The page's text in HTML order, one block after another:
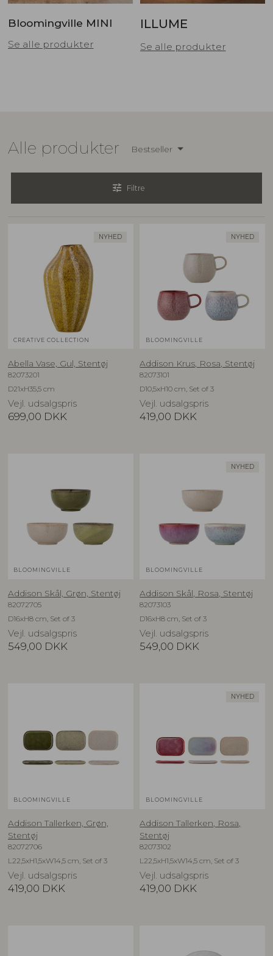
Bloomingville MINI
Se alle produkter
ILLUME
Se alle produkter
Alle produkter Bestseller
tune Filtre
NYHED
CREATIVE COLLECTION
Abella Vase, Gul, Stentøj
82073201
D21xH35,5 cm
Vejl. udsalgspris
699,00 DKK
NYHED
BLOOMINGVILLE
Addison Krus, Rosa, Stentøj
82073101
D10,5xH10 cm, Set of 3
Vejl. udsalgspris
419,00 DKK
BLOOMINGVILLE
Addison Skål, Grøn, Stentøj
82072705
D16xH8 cm, Set of 3
Vejl. udsalgspris
549,00 DKK
NYHED
BLOOMINGVILLE
Addison Skål, Rosa, Stentøj
82073103
D16xH8 cm, Set of 3
Vejl. udsalgspris
549,00 DKK
BLOOMINGVILLE
Addison Tallerken, Grøn,
Stentøj
82072706
L22,5xH1,5xW14,5 cm, Set of 3
Vejl. udsalgspris
419,00 DKK
NYHED
BLOOMINGVILLE
Addison Tallerken, Rosa,
Stentøj
82073102
L22,5xH1,5xW14,5 cm, Set of 3
Vejl. udsalgspris
419,00 DKK